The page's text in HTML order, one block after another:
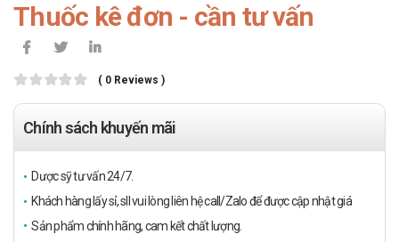
Thuốc kê đơn - cần tư vấn
( 0 Reviews )
Chính sách khuyến mãi
Dược sỹ tư vấn 24/7.
Khách hàng lấy sỉ, sll vui lòng liên hệ call/Zalo để được cập nhật giá
Sản phẩm chính hãng, cam kết chất lượng.